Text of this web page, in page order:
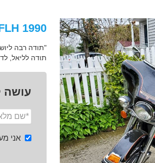
1990 Harley FLH
"תודה רבה
תודה לליאל,
עושה
אני